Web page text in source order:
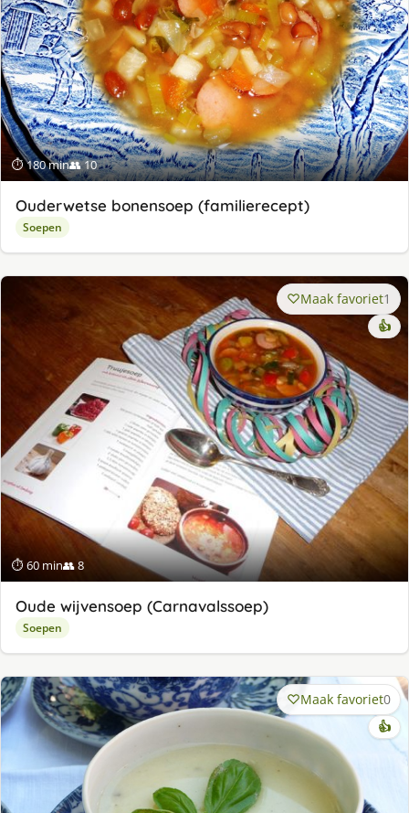
⏱ 180 min👥 10
Ouderwetse bonensoep (familierecept)
Soepen
⏱ 60 min👥 8
Maak favoriet1
👍
Oude wijvensoep (Carnavalssoep)
Soepen
Maak favoriet0
👍